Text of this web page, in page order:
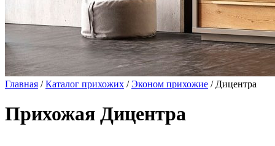
Главная /Каталог прихожих /Эконом прихожие / Дицентра
Прихожая Дицентра